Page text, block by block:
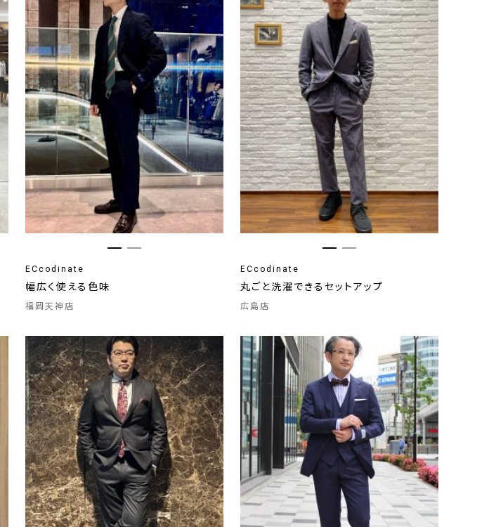
ECcodinate
幅広く使える色味
福岡天神店
ECcodinate
丸ごと洗濯できるセットアップ
広島店